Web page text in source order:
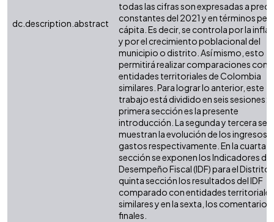
dc.description.abstract
todas las cifras son expresadas a
constantes del 2021 y en términos per
cápita. Es decir, se controla por la
y por el crecimiento poblacional del
municipio o distrito. Así mismo, esto
permitirá realizar comparaciones con
entidades territoriales de Colombia
similares. Para lograr lo anterior, este
trabajo está dividido en seis sesiones:
primera sección es la presente
introducción. La segunda y tercera
muestran la evolución de los ingresos
gastos respectivamente. En la cuarta
sección se exponen los Indicadores de
Desempeño Fiscal (IDF) para el Distrito.
quinta sección los resultados del IDF
comparado con entidades territoriales
similares y en la sexta, los comentarios
finales.